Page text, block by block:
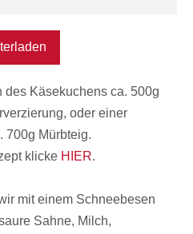
des Käsekuchens ca. 500g
oder einer
700g Mürbteig.
klicke HIER.
mit einem Schneebesen
Sahne, Milch,